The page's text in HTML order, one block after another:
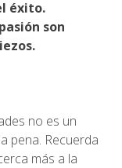
éxito.
son
no es un
pena. Recuerda
más a la